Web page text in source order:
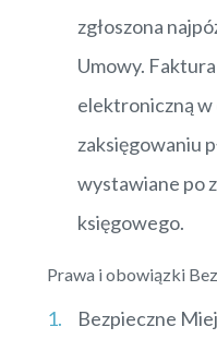
zgłoszona
Umowy.
elektroniczną w
zaksięgowaniu
wystawiane po
księgowego.
Prawa i obowiązki
Bezpieczne